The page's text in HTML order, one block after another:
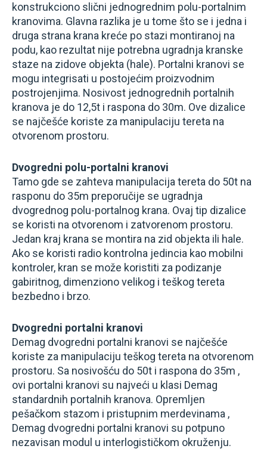
konstrukciono slični jednogrednim polu-portalnim
kranovima. Glavna razlika je u tome što se i jedna i
druga strana krana kreće po stazi montiranoj na
podu, kao rezultat nije potrebna ugradnja kranske
staze na zidove objekta (hale). Portalni kranovi se
mogu integrisati u postojećim proizvodnim
postrojenjima. Nosivost jednogrednih portalnih
kranova je do 12,5t i raspona do 30m. Ove dizalice
se najčešće koriste za manipulaciju tereta na
otvorenom prostoru.
Dvogredni polu-portalni kranovi
Tamo gde se zahteva manipulacija tereta do 50t na
rasponu do 35m preporučije se ugradnja
dvogrednog polu-portalnog krana. Ovaj tip dizalice
se koristi na otvorenom i zatvorenom prostoru.
Jedan kraj krana se montira na zid objekta ili hale.
Ako se koristi radio kontrolna jedincia kao mobilni
kontroler, kran se može koristiti za podizanje
gabiritnog, dimenziono velikog i teškog tereta
bezbedno i brzo.
Dvogredni portalni kranovi
Demag dvogredni portalni kranovi se najčešće
koriste za manipulaciju teškog tereta na otvorenom
prostoru. Sa nosivošću do 50t i raspona do 35m ,
ovi portalni kranovi su najveći u klasi Demag
standardnih portalnih kranova. Opremljen
pešačkom stazom i pristupnim merdevinama ,
Demag dvogredni portalni kranovi su potpuno
nezavisan modul u interlogističkom okruženju.